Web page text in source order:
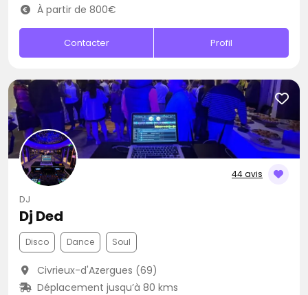
À partir de 800€
Contacter Profil
44 avis
DJ
Dj Ded
Disco Dance Soul
Civrieux-d'Azergues (69)
Déplacement jusqu’à 80 kms